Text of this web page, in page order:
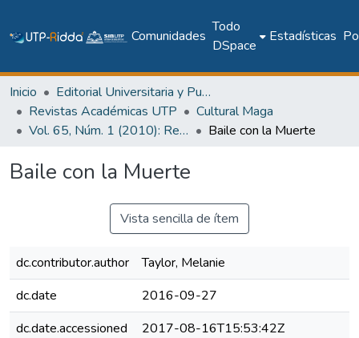
Comunidades
Todo
DSpace
Estadísticas
Inicio
Editorial Universitaria y Publicaciones Seriadas
Revistas Académicas UTP
Cultural Maga
Vol. 65, Núm. 1 (2010): Revista Maga
Baile con la Muerte
Baile con la Muerte
Vista sencilla de ítem
dc.contributor.author
Taylor, Melanie
dc.date
2016-09-27
dc.date.accessioned
2017-08-16T15:53:42Z